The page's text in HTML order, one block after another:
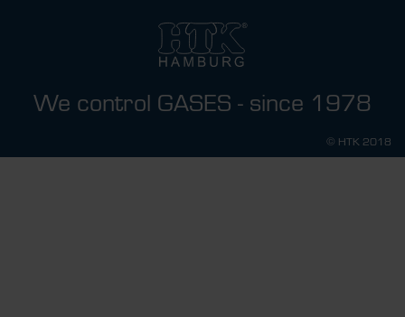
We control GASES - since 1978
© HTK 2018